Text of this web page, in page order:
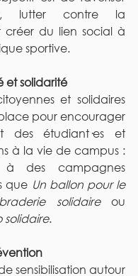
lutter contre la
créer du lien social à
sportive.
et solidarité
et solidaires
pour encourager
des étudiant·es et
à la vie de campus :
à des campagnes
que Un ballon pour le
braderie solidaire ou
solidaire.
sensibilisation autour